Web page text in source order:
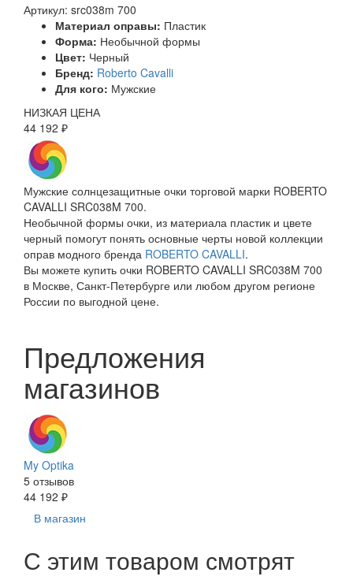
Артикул: src038m 700
Материал оправы: Пластик
Форма: Необычной формы
Цвет: Черный
Бренд: Roberto Cavalli
Для кого: Мужские
НИЗКАЯ ЦЕНА
44 192 ₽
Мужские солнцезащитные очки торговой марки ROBERTO
CAVALLI SRC038M 700.
Необычной формы очки, из материала пластик и цвете
черный помогут понять основные черты новой коллекции
оправ модного бренда ROBERTO CAVALLI.
Вы можете купить очки ROBERTO CAVALLI SRC038M 700
в Москве, Санкт-Петербурге или любом другом регионе
России по выгодной цене.
Предложения
магазинов
My Optika
5 отзывов
44 192 ₽
В магазин
С этим товаром смотрят